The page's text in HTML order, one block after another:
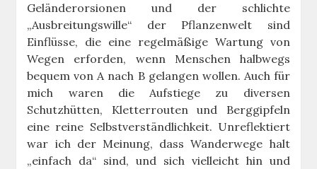
Geländerorsionen und der schlichte
„Ausbreitungswille“ der Pflanzenwelt sind
Einflüsse, die eine regelmäßige Wartung von
Wegen erforden, wenn Menschen halbwegs
bequem von A nach B gelangen wollen. Auch für
mich waren die Aufstiege zu diversen
Schutzhütten, Kletterrouten und Berggipfeln
eine reine Selbstverständlichkeit. Unreflektiert
war ich der Meinung, dass Wanderwege halt
„einfach da“ sind, und sich vielleicht hin und